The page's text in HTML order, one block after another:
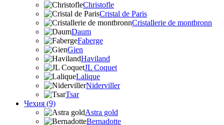
Christofle
Cristal de Paris
Cristallerie de montbronn
Daum
Faberge
Gien
Haviland
JL Coquet
Lalique
Niderviller
Tsar
Чехия (9)
Astra gold
Bernadotte